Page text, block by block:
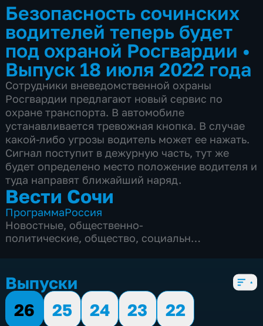
Безопасность сочинских
водителей теперь будет
под охраной Росгвардии •
Выпуск 18 июля 2022 года
Сотрудники вневедомственной охраны
Росгвардии предлагают новый сервис по
охране транспорта. В автомобиле
устанавливается тревожная кнопка. В случае
какой-либо угрозы водитель может ее нажать.
Сигнал поступит в дежурную часть, тут же
будет определено место положение водителя и
туда направят ближайший наряд.
Вести Сочи
ПрограммаРоссия
Новостные, общественно-
политические, общество, социально-
Выпуски
26
25 24 23
22